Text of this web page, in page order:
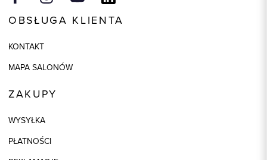
OBSŁUGA KLIENTA
KONTAKT
MAPA SALONÓW
ZAKUPY
WYSYŁKA
PŁATNOŚCI